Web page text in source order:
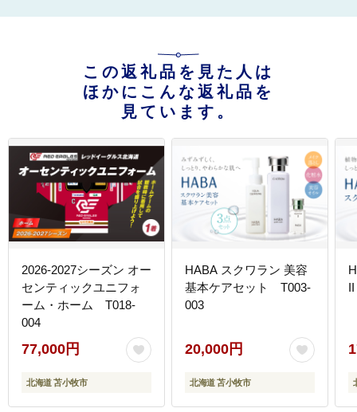
この返礼品を見た人は
ほかにこんな返礼品を
見ています。
2026-2027シーズン オー
センティックユニフォ
ーム・ホーム T018-
004
77,000円
北海道 苫小牧市
HABA スクワラン 美容
基本ケアセット T003-
003
20,000円
北海道 苫小牧市